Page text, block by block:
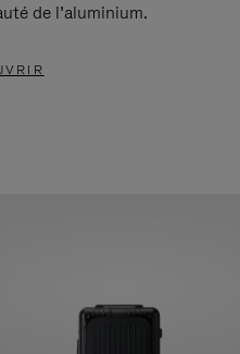
de l’aluminium.